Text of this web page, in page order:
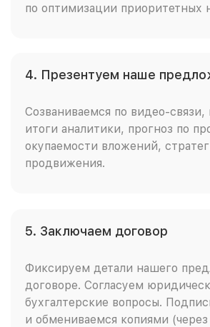
по оптимизации приоритетных
4. Презентуем наше
Созваниваемся по видео-связи,
итоги аналитики, прогноз по
окупаемости вложений,
продвижения.
5. Заключаем договор
Фиксируем детали нашего
договоре. Согласуем
бухгалтерские вопросы.
и обмениваемся копиями